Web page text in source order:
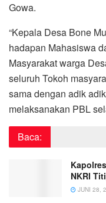
Gowa.
“Kepala Desa Bone
hadapan Mahasiswa
Masyarakat warga
seluruh Tokoh
sama dengan adik
melaksanakan PBL
Baca:
NKRI
JUNI 28,